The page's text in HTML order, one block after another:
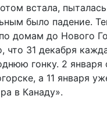
встала,
было падение.
домам до Нового
что 31 декабря
гонку. 2 января
а 11 января
в Канаду».